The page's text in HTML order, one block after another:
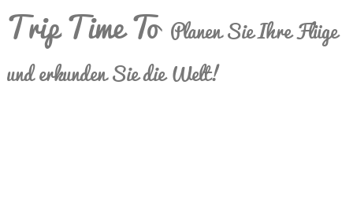
Trip Time To Planen Sie Ihre Flüge
und erkunden Sie die Welt!